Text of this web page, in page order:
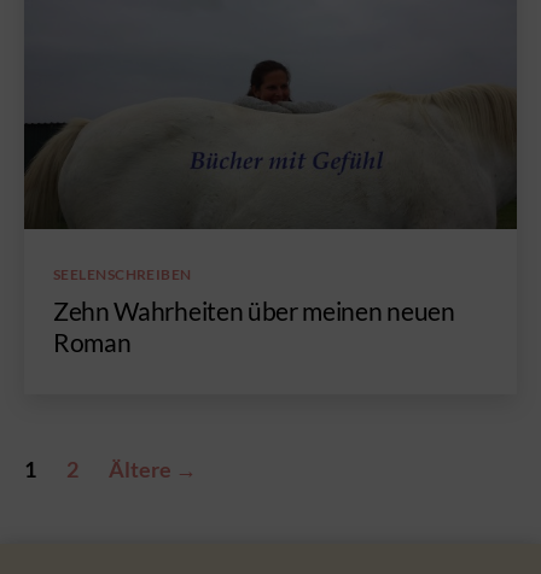
Kategorien
SEELENSCHREIBEN
Zehn Wahrheiten über meinen neuen
Roman
Beitragsnavigation
1 2 Ältere →